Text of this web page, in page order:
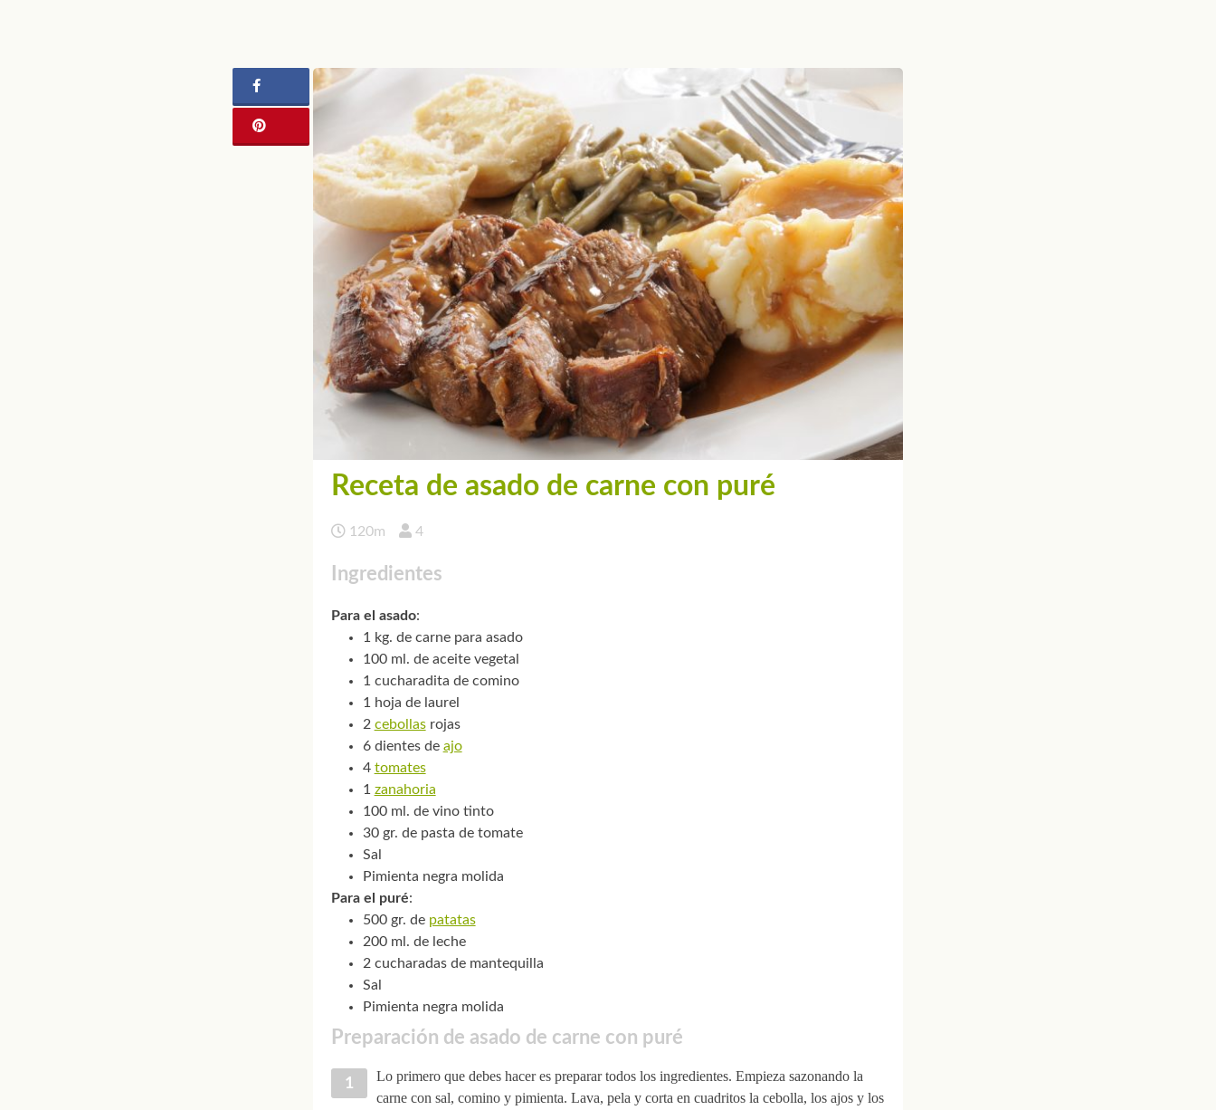
Receta de asado de carne con puré
120m 4
Ingredientes
Para el asado:
1 kg. de carne para asado
100 ml. de aceite vegetal
1 cucharadita de comino
1 hoja de laurel
2 cebollasrojas
6 dientes de ajo
4 tomates
1 zanahoria
100 ml. de vino tinto
30 gr. de pasta de tomate
Sal
Pimienta negra molida
Para el puré:
500 gr. de patatas
200 ml. de leche
2 cucharadas de mantequilla
Sal
Pimienta negra molida
Preparación de asado de carne con puré
Lo primero que debes hacer es preparar todos los ingredientes. Empieza sazonando la
carne con sal, comino y pimienta. Lava, pela y corta en cuadritos la cebolla, los ajos y los